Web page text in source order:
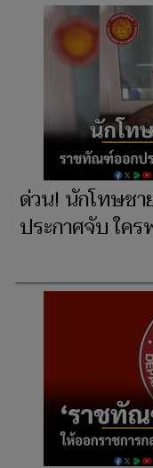
ด่วน! นักโทษช
ประกาศจับ ใค